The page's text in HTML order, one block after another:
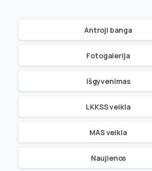
Antroji banga
Fotogalerija
Išgyvenimas
LKKSS veikla
MAS veikla
Naujienos